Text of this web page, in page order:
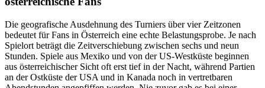
Die geografische Ausdehnung des Turniers über vier Zeitzonen
bedeutet für Fans in Österreich eine echte Belastungsprobe. Je nach
Spielort beträgt die Zeitverschiebung zwischen sechs und neun
Stunden. Spiele aus Mexiko und von der US-Westküste beginnen
aus österreichischer Sicht oft erst tief in der Nacht, während Partien
an der Ostküste der USA und in Kanada noch in vertretbaren